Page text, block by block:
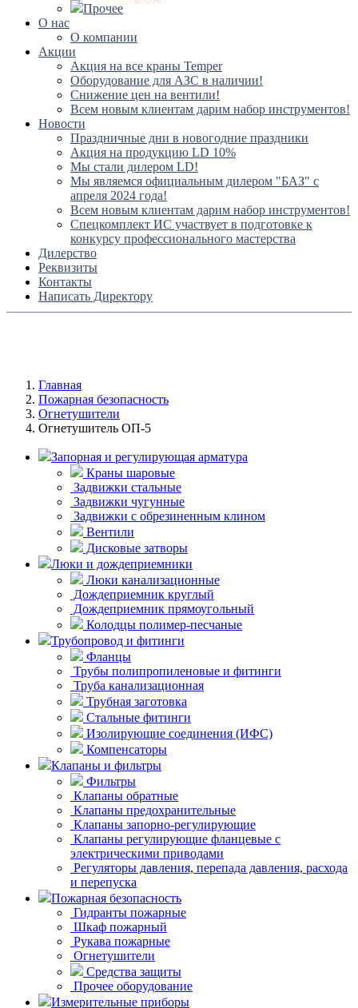
Прочее
О нас
О компании
Акции
Акция на все краны Temper
Оборудование для АЗС в наличии!
Снижение цен на вентили!
Всем новым клиентам дарим набор инструментов!
Новости
Праздничные дни в новогодние праздники
Акция на продукцию LD 10%
Мы стали дилером LD!
Мы являемся официальным дилером "БАЗ" с
апреля 2024 года!
Всем новым клиентам дарим набор инструментов!
Спецкомплект ИС участвует в подготовке к
конкурсу профессионального мастерства
Дилерство
Реквизиты
Контакты
Написать Директору
Главная
Пожарная безопасность
Огнетушители
Огнетушитель ОП-5
Запорная и регулирующая арматура
Краны шаровые
Задвижки стальные
Задвижки чугунные
Задвижки с обрезиненным клином
Вентили
Дисковые затворы
Люки и дождеприемники
Люки канализационные
Дождеприемник круглый
Дождеприемник прямоугольный
Колодцы полимер-песчаные
Трубопровод и фитинги
Фланцы
Трубы полипропиленовые и фитинги
Труба канализационная
Трубная заготовка
Стальные фитинги
Изолирующие соединения (ИФС)
Компенсаторы
Клапаны и фильтры
Фильтры
Клапаны обратные
Клапаны предохранительные
Клапаны запорно-регулирующие
Клапаны регулирующие фланцевые с
электрическими приводами
Регуляторы давления, перепада давления, расхода
и перепуска
Пожарная безопасность
Гидранты пожарные
Шкаф пожарный
Рукава пожарные
Огнетушители
Средства защиты
Прочее оборудование
Измерительные приборы